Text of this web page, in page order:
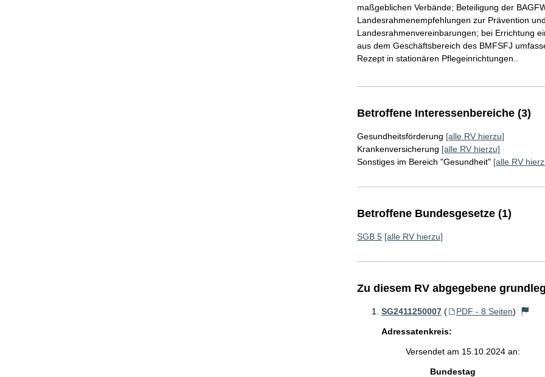
maßgeblichen Verbände; Beteiligung der
Landesrahmenempfehlungen zur Prävention
Landesrahmenvereinbarungen; bei Errichtung
aus dem Geschäftsbereich des BMFSFJ
Rezept in stationären Pflegeinrichtungen..
Betroffene Interessenbereiche (3)
Gesundheitsförderung [alle RV hierzu]
Krankenversicherung [alle RV hierzu]
Sonstiges im Bereich "Gesundheit" [alle RV
Betroffene Bundesgesetze (1)
SGB 5 [alle RV hierzu]
Zu diesem RV abgegebene
SG2411250007 ( PDF - 8 Seiten)
Adressatenkreis:
Versendet am 15.10.2024 an:
Bundestag